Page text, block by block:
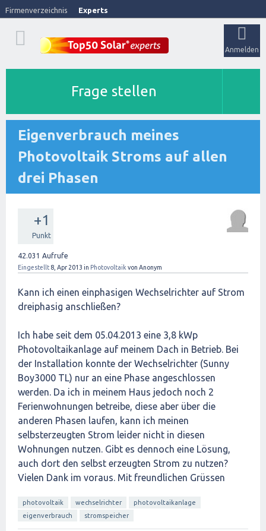
Firmenverzeichnis Experts
Anmelden
Frage stellen
Eigenverbrauch meines
Photovoltaik Stroms auf allen
drei Phasen
+1
Punkt
42.031 Aufrufe
Eingestellt 8, Apr 2013 in Photovoltaik von Anonym
Kann ich einen einphasigen Wechselrichter auf Strom
dreiphasig anschließen?
Ich habe seit dem 05.04.2013 eine 3,8 kWp
Photovoltaikanlage auf meinem Dach in Betrieb. Bei
der Installation konnte der Wechselrichter (Sunny
Boy3000 TL) nur an eine Phase angeschlossen
werden. Da ich in meinem Haus jedoch noch 2
Ferienwohnungen betreibe, diese aber über die
anderen Phasen laufen, kann ich meinen
selbsterzeugten Strom leider nicht in diesen
Wohnungen nutzen. Gibt es dennoch eine Lösung,
auch dort den selbst erzeugten Strom zu nutzen?
Vielen Dank im voraus. Mit freundlichen Grüssen
photovoltaik wechselrichter
photovoltaikanlage
eigenverbrauch
stromspeicher